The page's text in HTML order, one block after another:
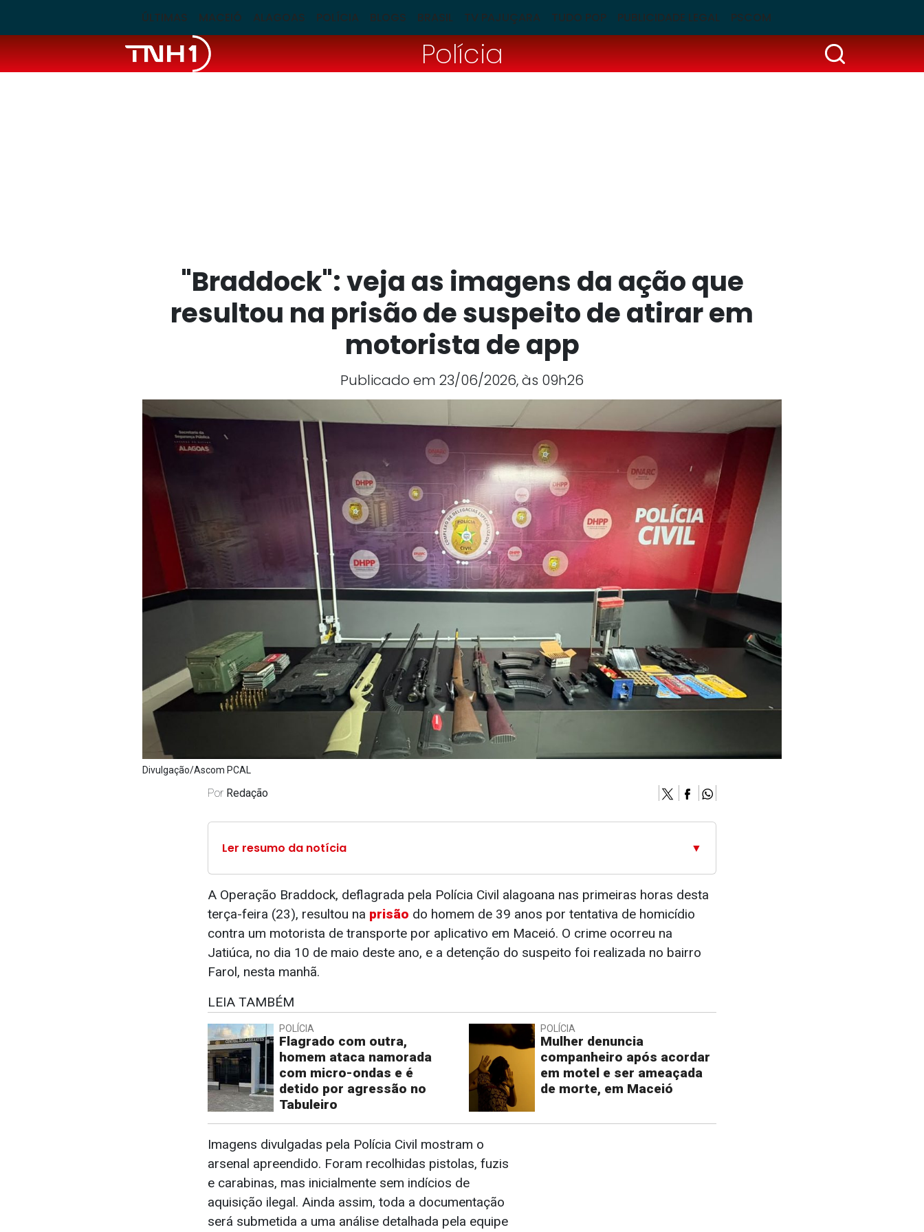
ÚLTIMAS MACEIÓ ALAGOAS POLÍCIA BLOGS BRASIL TV PAJUÇARA TUDO POP PUBLICIDADE LEGAL PSCOM
Polícia
"Braddock": veja as imagens da ação que
resultou na prisão de suspeito de atirar em
motorista de app
Publicado em 23/06/2026, às 09h26
Divulgação/Ascom PCAL
Por Redação
Ler resumo da notícia ▼
A Operação Braddock, deflagrada pela Polícia Civil alagoana nas primeiras horas desta
terça-feira (23), resultou na prisão do homem de 39 anos por tentativa de homicídio
contra um motorista de transporte por aplicativo em Maceió. O crime ocorreu na
Jatiúca, no dia 10 de maio deste ano, e a detenção do suspeito foi realizada no bairro
Farol, nesta manhã.
LEIA TAMBÉM
POLÍCIA
Flagrado com outra,
homem ataca namorada
com micro-ondas e é
detido por agressão no
Tabuleiro
POLÍCIA
Mulher denuncia
companheiro após acordar
em motel e ser ameaçada
de morte, em Maceió
Imagens divulgadas pela Polícia Civil mostram o
arsenal apreendido. Foram recolhidas pistolas, fuzis
e carabinas, mas inicialmente sem indícios de
aquisição ilegal. Ainda assim, toda a documentação
será submetida a uma análise detalhada pela equipe